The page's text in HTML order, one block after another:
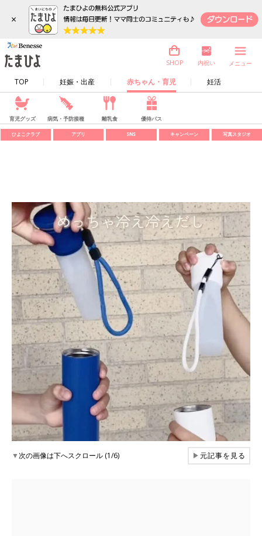
×
TOP 妊娠・出産 赤ちゃん・育児 妊活
SHOP 内祝い メニュー
育児グッズ 病気・予防接種 離乳食 優待パス
ひよこクラブ アプリ SNS キャンペーン 写真スタジオ
▼次の画像は下へスクロール (1/6) ▶元記事を見る